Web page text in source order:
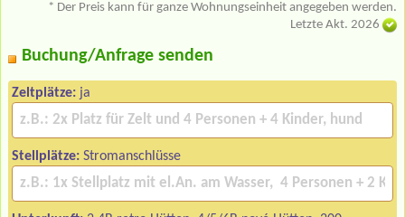
* Der Preis kann für ganze Wohnungseinheit angegeben werden.
Letzte Akt. 2026
Buchung/Anfrage senden
Zeltplätze: ja
Stellplätze: Stromanschlüsse